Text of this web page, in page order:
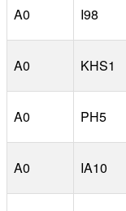
A0 I98
A0 KHS1
A0 PH5
A0 IA10